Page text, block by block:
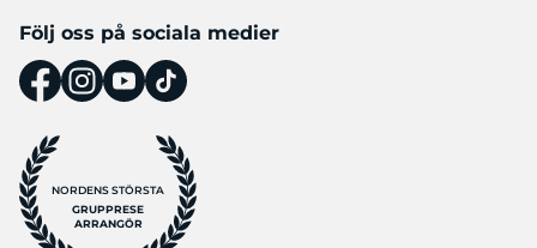
Följ oss på sociala medier
NORDENS STÖRSTA
GRUPPRESE
ARRANGÖR